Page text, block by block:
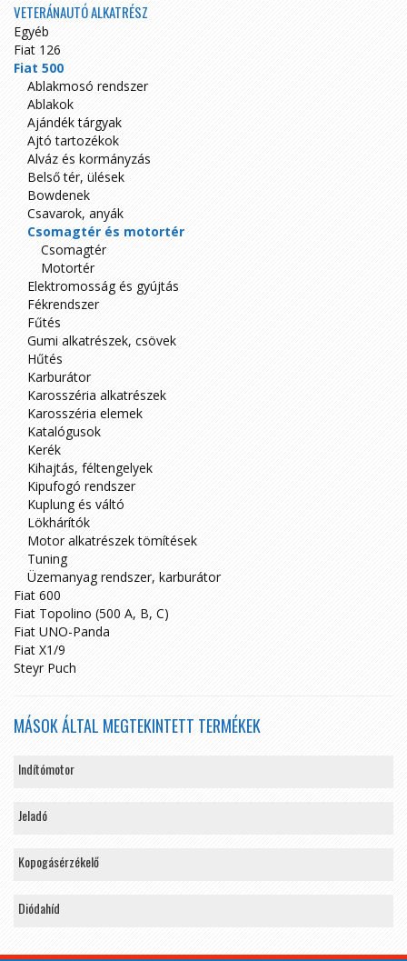
VETERÁNAUTÓ ALKATRÉSZ
Egyéb
Fiat 126
Fiat 500
Ablakmosó rendszer
Ablakok
Ajándék tárgyak
Ajtó tartozékok
Alváz és kormányzás
Belső tér, ülések
Bowdenek
Csavarok, anyák
Csomagtér és motortér
Csomagtér
Motortér
Elektromosság és gyújtás
Fékrendszer
Fűtés
Gumi alkatrészek, csövek
Hűtés
Karburátor
Karosszéria alkatrészek
Karosszéria elemek
Katalógusok
Kerék
Kihajtás, féltengelyek
Kipufogó rendszer
Kuplung és váltó
Lökhárítók
Motor alkatrészek tömítések
Tuning
Üzemanyag rendszer, karburátor
Fiat 600
Fiat Topolino (500 A, B, C)
Fiat UNO-Panda
Fiat X1/9
Steyr Puch
MÁSOK ÁLTAL MEGTEKINTETT TERMÉKEK
Indítómotor
Jeladó
Kopogásérzékelő
Diódahíd